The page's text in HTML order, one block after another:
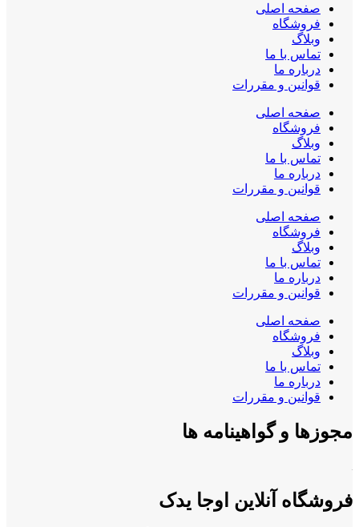
صفحه اصلی
فروشگاه
وبلاگ
تماس با ما
درباره ما
قوانین و مقررات
صفحه اصلی
فروشگاه
وبلاگ
تماس با ما
درباره ما
قوانین و مقررات
صفحه اصلی
فروشگاه
وبلاگ
تماس با ما
درباره ما
قوانین و مقررات
صفحه اصلی
فروشگاه
وبلاگ
تماس با ما
درباره ما
قوانین و مقررات
مجوزها و گواهینامه ها
فروشگاه آنلاین اوجا یدک